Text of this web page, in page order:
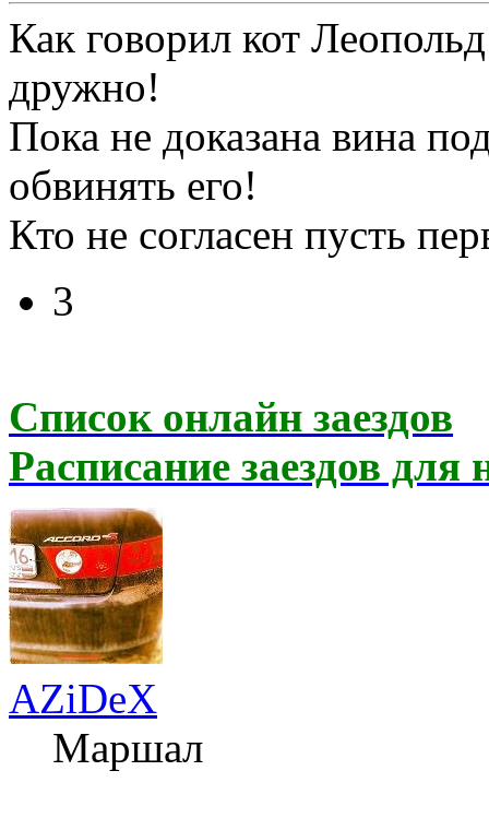
Как говорил кот
дружно!
Пока не доказана вина
обвинять его!
Кто не согласен пусть
3
Список онлайн заездов
Расписание заездов для
AZiDeX
Маршал